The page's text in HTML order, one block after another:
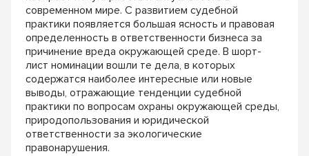
современном мире. С развитием судебной
практики появляется большая ясность и правовая
определенность в ответственности бизнеса за
причинение вреда окружающей среде. В шорт-
лист номинации вошли те дела, в которых
содержатся наиболее интересные или новые
выводы, отражающие тенденции судебной
практики по вопросам охраны окружающей среды,
природопользования и юридической
ответственности за экологические
правонарушения.